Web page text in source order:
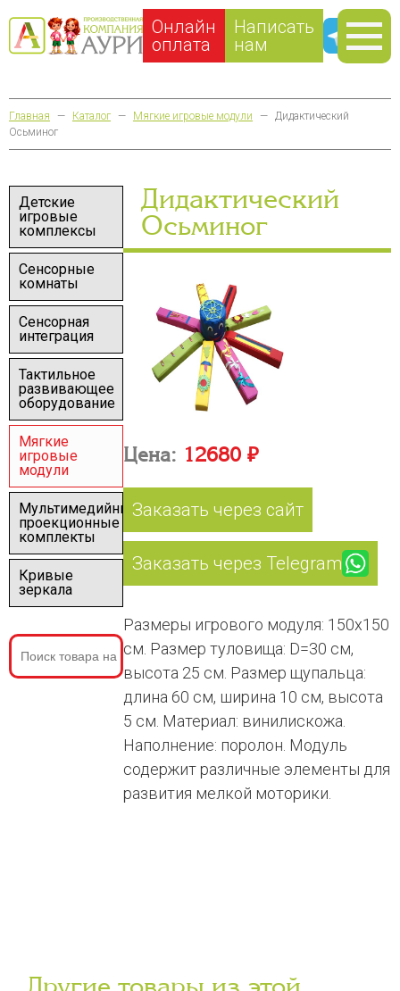
Онлайн
оплата
Написать
нам
Главная — Каталог — Мягкие игровые модули — Дидактический
Осьминог
Детские
игровые
комплексы
Сенсорные
комнаты
Сенсорная
интеграция
Тактильное
развивающее
оборудование
Мягкие
игровые
модули
Мультимедийные
проекционные
комплекты
Кривые
зеркала
Дидактический
Осьминог
Цена: 12680 ₽
Заказать через сайт
Заказать через Telegram
Размеры игрового модуля: 150х150
см. Размер туловища: D=30 см,
высота 25 см. Размер щупальца:
длина 60 см, ширина 10 см, высота
5 см. Материал: винилискожа.
Наполнение: поролон. Модуль
содержит различные элементы для
развития мелкой моторики.